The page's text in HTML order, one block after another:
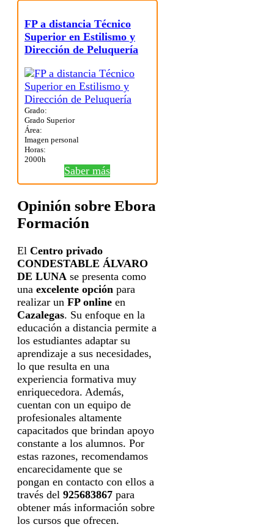
FP a distancia Técnico
Superior en Estilismo y
Dirección de Peluquería
Grado:
Grado Superior
Área:
Imagen personal
Horas:
2000h
Saber más
Opinión sobre Ebora
Formación
El Centro privado
CONDESTABLE ÁLVARO
DE LUNA se presenta como
una excelente opción para
realizar un FP online en
Cazalegas. Su enfoque en la
educación a distancia permite a
los estudiantes adaptar su
aprendizaje a sus necesidades,
lo que resulta en una
experiencia formativa muy
enriquecedora. Además,
cuentan con un equipo de
profesionales altamente
capacitados que brindan apoyo
constante a los alumnos. Por
estas razones, recomendamos
encarecidamente que se
pongan en contacto con ellos a
través del 925683867 para
obtener más información sobre
los cursos que ofrecen.